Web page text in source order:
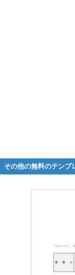
その他の無料のテンプ